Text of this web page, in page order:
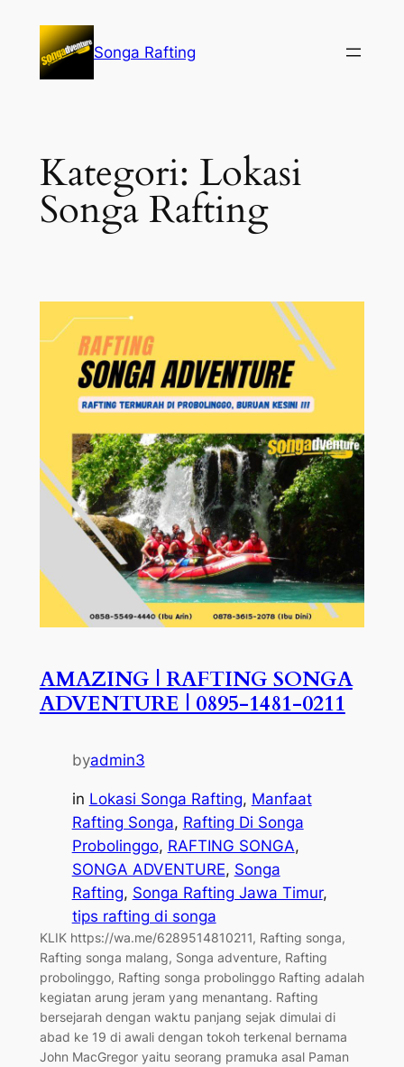
konten
Songa Rafting
Kategori: Lokasi
Songa Rafting
AMAZING | RAFTING SONGA
ADVENTURE | 0895-1481-0211
byadmin3
in Lokasi Songa Rafting, Manfaat
Rafting Songa, Rafting Di Songa
Probolinggo, RAFTING SONGA
SONGA ADVENTURE, Songa
Rafting, Songa Rafting Jawa Timur
tips rafting di songa
KLIK https://wa.me/6289514810211, Rafting songa,
Rafting songa malang, Songa adventure, Rafting
probolinggo, Rafting songa probolinggo Rafting adalah
kegiatan arung jeram yang menantang. Rafting
bersejarah dengan waktu panjang sejak dimulai di
abad ke 19 di awali dengan tokoh terkenal bernama
John MacGregor yaitu seorang pramuka asal Paman